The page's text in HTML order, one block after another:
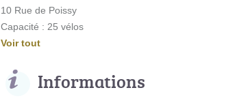
10 Rue de Poissy
Capacité : 25 vélos
Voir tout
Informations